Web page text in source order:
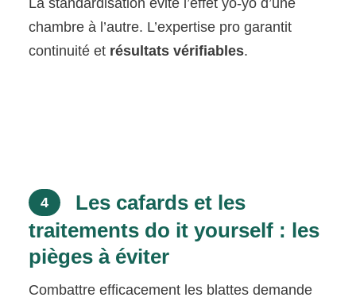
La standardisation évite l’effet yo-yo d’une
chambre à l’autre. L’expertise pro garantit
continuité et résultats vérifiables.
4
Les cafards et les
traitements do it yourself : les
pièges à éviter
Combattre efficacement les blattes demande